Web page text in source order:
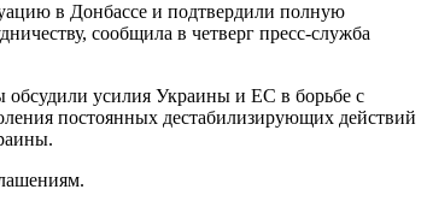
в Донбассе и подтвердили полную
сообщила в четверг пресс-служба
усилия Украины и ЕС в борьбе с
постоянных дестабилизирующих действий